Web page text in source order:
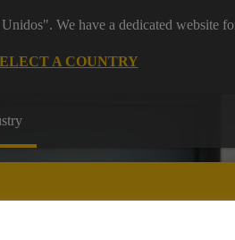
We have a dedicated website
A COUNTRY